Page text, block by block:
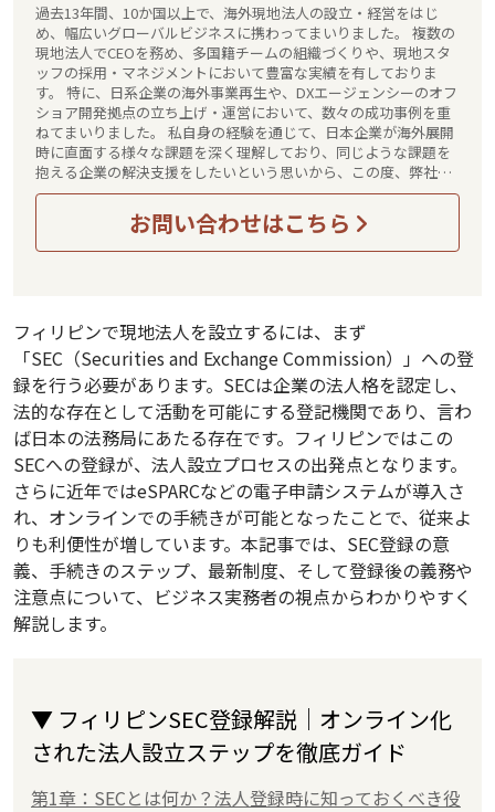
過去13年間、10か国以上で、海外現地法人の設立・経営をはじ
め、幅広いグローバルビジネスに携わってまいりました。 複数の
現地法人でCEOを務め、多国籍チームの組織づくりや、現地スタ
ッフの採用・マネジメントにおいて豊富な実績を有しておりま
す。 特に、日系企業の海外事業再生や、DXエージェンシーのオフ
ショア開発拠点の立ち上げ・運営において、数々の成功事例を重
ねてまいりました。 私自身の経験を通じて、日本企業が海外展開
時に直面する様々な課題を深く理解しており、同じような課題を
抱える企業の解決支援をしたいという思いから、この度、弊社
Social Zero株式会社を設立いたしました。 弊社は、海外展開の戦
略立案から現場レベルでの運営支援まで、少数精鋭のグローバル
ビジネス支援企業ならではのきめ細やかなサービスを展開してま
いります。 少数精鋭の海外進出支援企業として、『海外進出の可
ます。 まずはお気軽にご連絡ください。
お問い合わせはこちら
フィリピンで現地法人を設立するには、まず
「SEC（Securities and Exchange Commission）」への登
録を行う必要があります。SECは企業の法人格を認定し、
法的な存在として活動を可能にする登記機関であり、言わ
ば日本の法務局にあたる存在です。フィリピンではこの
SECへの登録が、法人設立プロセスの出発点となります。
さらに近年ではeSPARCなどの電子申請システムが導入さ
れ、オンラインでの手続きが可能となったことで、従来よ
りも利便性が増しています。本記事では、SEC登録の意
義、手続きのステップ、最新制度、そして登録後の義務や
注意点について、ビジネス実務者の視点からわかりやすく
解説します。
▼ フィリピンSEC登録解説｜オンライン化
された法人設立ステップを徹底ガイド
第1章：SECとは何か？法人登録時に知っておくべき役